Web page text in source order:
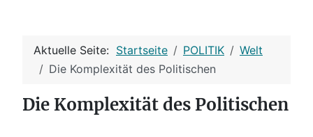
Aktuelle Seite: Startseite POLITIK
Welt
Die Komplexität des Politischen
Die Komplexität des Politischen